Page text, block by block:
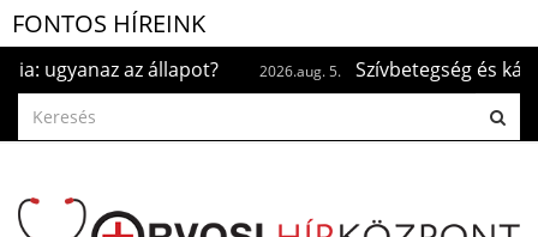
FONTOS HÍREINK
2026.aug. 5. Szívbetegség és kánikula: mire kell figyelni?